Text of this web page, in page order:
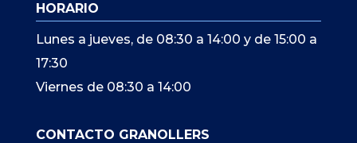
HORARIO
Lunes a jueves, de 08:30 a 14:00 y de 15:00 a
17:30
Viernes de 08:30 a 14:00
CONTACTO GRANOLLERS